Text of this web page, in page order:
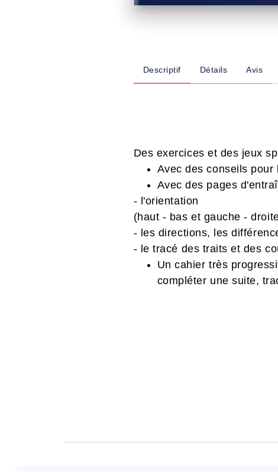
Descriptif Détails Avis
Des exercices et des jeux
Avec des conseils
Avec des pages
- l'orientation
(haut - bas et gauche -
- les directions, les
- le tracé des traits et des
Un cahier très
compléter une suite,